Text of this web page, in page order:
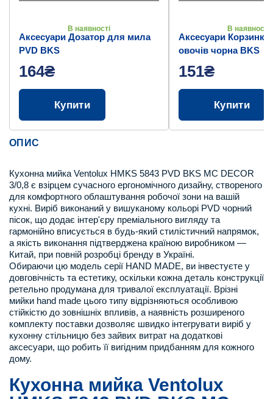
В наявності
Аксесуари Дозатор для мила
PVD BKS
164₴
Купити
В наявності
Аксесуари Корзинка
овочів чорна BKS
151₴
Купити
ОПИС
Кухонна мийка Ventolux HMKS 5843 PVD BKS MC DECOR
3/0,8 є взірцем сучасного ергономічного дизайну, створеного
для комфортного облаштування робочої зони на вашій
кухні. Виріб виконаний у вишуканому кольорі PVD чорний
пісок, що додає інтер'єру преміального вигляду та
гармонійно вписується в будь-який стилістичний напрямок,
а якість виконання підтверджена країною виробником —
Китай, при повній розробці бренду в Україні.
Обираючи цю модель серії HAND MADE, ви інвестуєте у
довговічність та естетику, оскільки кожна деталь конструкції
ретельно продумана для тривалої експлуатації. Врізні
мийки hand made цього типу відрізняються особливою
стійкістю до зовнішніх впливів, а наявність розширеного
комплекту поставки дозволяє швидко інтегрувати виріб у
кухонну стільницю без зайвих витрат на додаткові
аксесуари, що робить її вигідним придбанням для кожного
дому.
Кухонна мийка Ventolux